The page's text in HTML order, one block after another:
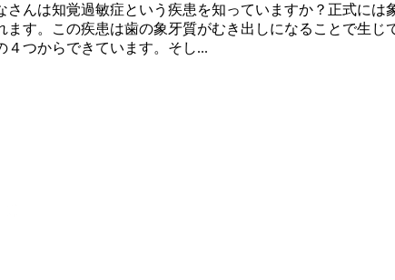
んは知覚過敏症という疾患を知っていますか？正式に
す。この疾患は歯の象牙質がむき出しになることで生
４つからできています。そし...